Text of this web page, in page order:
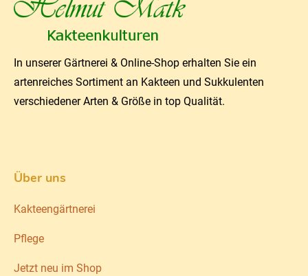
In unserer Gärtnerei & Online-Shop erhalten Sie ein
artenreiches Sortiment an Kakteen und Sukkulenten
verschiedener Arten & Größe in top Qualität.
Über uns
Kakteengärtnerei
Pflege
Jetzt neu im Shop